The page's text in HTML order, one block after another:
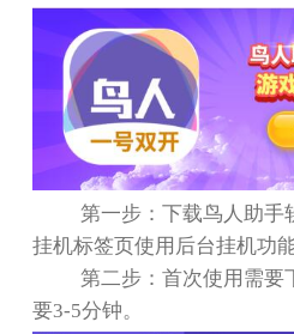
第一步：下载鸟人助手
挂机标签页使用后台挂机功能
第二步：首次使用需要
要3-5分钟。